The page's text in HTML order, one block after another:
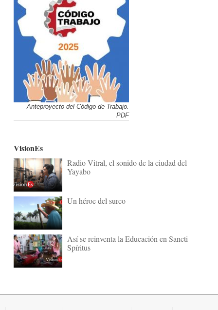
Anteproyecto del Código de Trabajo.
PDF
VisionEs
Radio Vitral, el sonido de la ciudad del
Yayabo
Un héroe del surco
Así se reinventa la Educación en Sancti
Spíritus